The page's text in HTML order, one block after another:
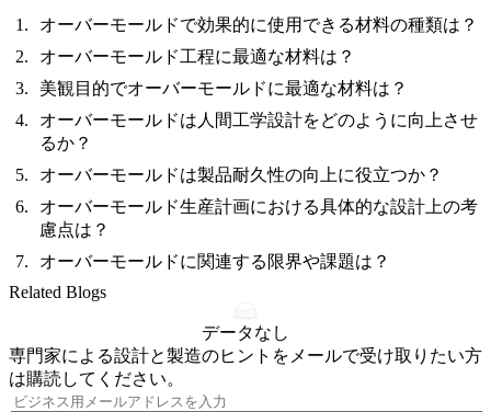
オーバーモールドで効果的に使用できる材料の種類は？
オーバーモールド工程に最適な材料は？
美観目的でオーバーモールドに最適な材料は？
オーバーモールドは人間工学設計をどのように向上させ
るか？
オーバーモールドは製品耐久性の向上に役立つか？
オーバーモールド生産計画における具体的な設計上の考
慮点は？
オーバーモールドに関連する限界や課題は？
Related Blogs
データなし
専門家による設計と製造のヒントをメールで受け取りたい方
は購読してください。